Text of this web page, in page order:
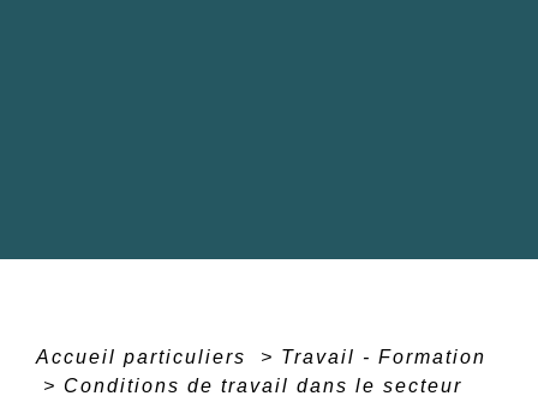
Accueil particuliers > Travail - Formation
> Conditions de travail dans le secteur